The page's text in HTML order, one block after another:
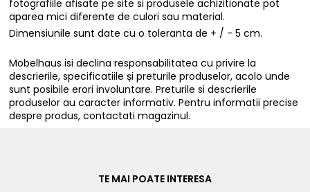
fotografiile afisate pe site si produsele achizitionate pot
aparea mici diferente de culori sau material.
Dimensiunile sunt date cu o toleranta de + / - 5 cm.
Mobelhaus isi declina responsabilitatea cu privire la
descrierile, specificatiile și preturile produselor, acolo unde
sunt posibile erori involuntare. Preturile si descrierile
produselor au caracter informativ. Pentru informatii precise
despre produs, contactati magazinul.
TE MAI POATE INTERESA